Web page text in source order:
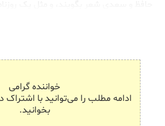
خواننده گرامی
ادامه مطلب را می‌توانید با اشتراک
بخوانید.